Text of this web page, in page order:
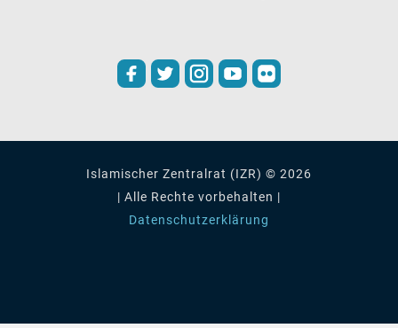
Islamischer Zentralrat (IZR) © 2026
| Alle Rechte vorbehalten |
Datenschutzerklärung